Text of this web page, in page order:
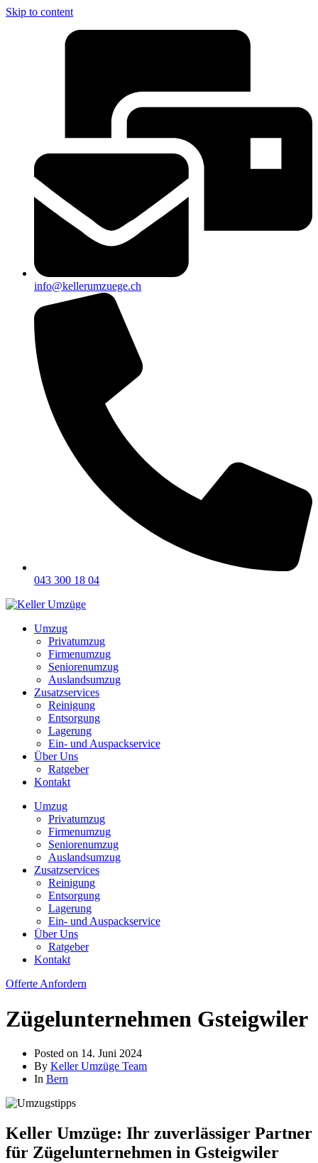
Skip to content
info@kellerumzuege.ch
043 300 18 04
Umzug
Privatumzug
Firmenumzug
Seniorenumzug
Auslandsumzug
Zusatzservices
Reinigung
Entsorgung
Lagerung
Ein- und Auspackservice
Über Uns
Ratgeber
Kontakt
Umzug
Privatumzug
Firmenumzug
Seniorenumzug
Auslandsumzug
Zusatzservices
Reinigung
Entsorgung
Lagerung
Ein- und Auspackservice
Über Uns
Ratgeber
Kontakt
Offerte Anfordern
Zügelunternehmen Gsteigwiler
Posted on 14. Juni 2024
By Keller Umzüge Team
In Bern
Keller Umzüge: Ihr zuverlässiger Partner
für Zügelunternehmen in Gsteigwiler